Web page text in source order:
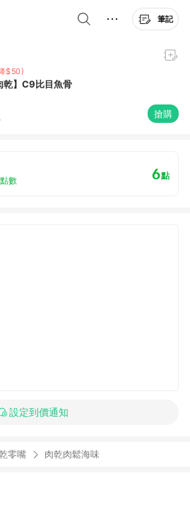
筆記
$50)
乾】C9比目魚骨
搶購
數 6點
設定到價通知
零嘴 肉乾肉鬆海味